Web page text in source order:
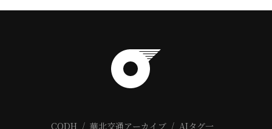
CODH 華北交通アーカイブ
AIタグ一